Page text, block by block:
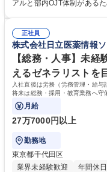
でも質問・相談できる環境が
集職種 【森ビルG】人事
リモート可
アルと部内OJT体制がある
務に挑戦できるため、自身
きます。 残業少なめ、週1
ち長期活躍できる環境です
キャリアを築きたい」とい
歴・資格 学歴：大学院 大学
簿記検定1級 日商簿記検定2
正社員
株式会社日立医薬情報
【総務・人事】未経
えるゼネラリストを
入社直後は労務（労務管理・給与
将来は総務・採用・教育業務へ守
ます。
月給
27万7000円以上
勤務地
東京都千代田区
業界未経験歓迎
年間休